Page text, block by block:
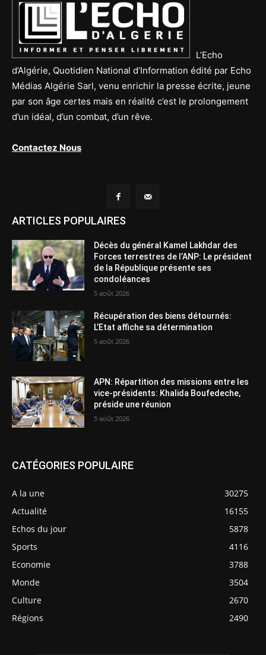
L’Echo
d’Algérie, Quotidien National d’Information édité par Echo
Médias Algérie Sarl, venu enrichir la presse écrite, jeune
par son âge certes mais en réalité c’est le prolongement
d’un idéal, d’un combat, d’un rêve.
Contactez Nous
ARTICLES POPULAIRES
Décès du général Kamel Lakhdar des
Forces terrestres de l’ANP: Le président
de la République présente ses
condoléances
5 août 2026
Récupération des biens détournés:
L’Etat affiche sa détermination
5 août 2026
APN: Répartition des missions entre les
vice-présidents: Khalida Boufedeche,
préside une réunion
5 août 2026
CATÉGORIES POPULAIRE
A la une
30275
Actualité
16155
Echos du jour
5878
Sports
4116
Economie
3788
Monde
3504
Culture
2670
Régions
2490